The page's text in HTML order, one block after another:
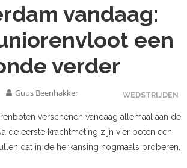
vandaag:
een
verder
WEDSTRIJDEN
Guus Beenhakker
verschenen vandaag allemaal aan de
de eerste krachtmeting zijn vier boten een
dat in de herkansing nogmaals proberen.